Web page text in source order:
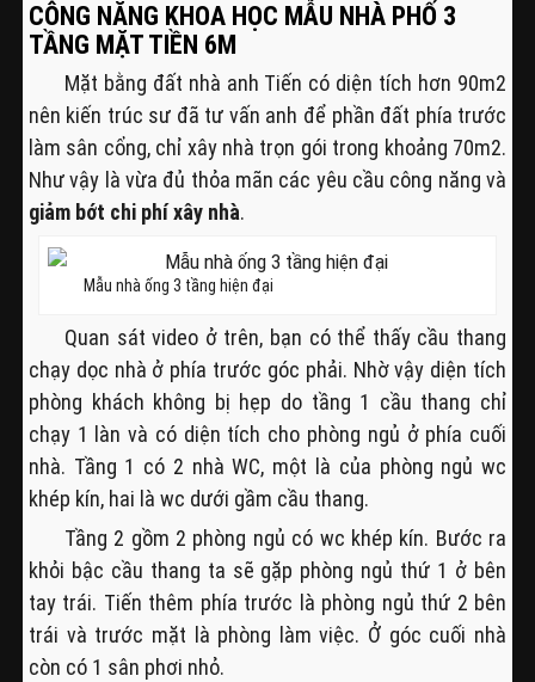
CÔNG NĂNG KHOA HỌC MẪU NHÀ PHỐ 3
TẦNG MẶT TIỀN 6M
Mặt bằng đất nhà anh Tiến có diện tích hơn 90m2
nên kiến trúc sư đã tư vấn anh để phần đất phía trước
làm sân cổng, chỉ xây nhà trọn gói trong khoảng 70m2.
Như vậy là vừa đủ thỏa mãn các yêu cầu công năng và
giảm bớt chi phí xây nhà.
Mẫu nhà ống 3 tầng hiện đại
Quan sát video ở trên, bạn có thể thấy cầu thang
chạy dọc nhà ở phía trước góc phải. Nhờ vậy diện tích
phòng khách không bị hẹp do tầng 1 cầu thang chỉ
chạy 1 làn và có diện tích cho phòng ngủ ở phía cuối
nhà. Tầng 1 có 2 nhà WC, một là của phòng ngủ wc
khép kín, hai là wc dưới gầm cầu thang.
Tầng 2 gồm 2 phòng ngủ có wc khép kín. Bước ra
khỏi bậc cầu thang ta sẽ gặp phòng ngủ thứ 1 ở bên
tay trái. Tiến thêm phía trước là phòng ngủ thứ 2 bên
trái và trước mặt là phòng làm việc. Ở góc cuối nhà
còn có 1 sân phơi nhỏ.